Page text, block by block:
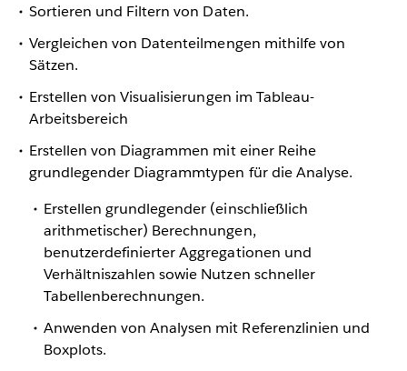
Sortieren und Filtern von Daten.
Vergleichen von Datenteilmengen mithilfe von
Sätzen.
Erstellen von Visualisierungen im Tableau-
Arbeitsbereich
Erstellen von Diagrammen mit einer Reihe
grundlegender Diagrammtypen für die Analyse.
Erstellen grundlegender (einschließlich
arithmetischer) Berechnungen,
benutzerdefinierter Aggregationen und
Verhältniszahlen sowie Nutzen schneller
Tabellenberechnungen.
Anwenden von Analysen mit Referenzlinien und
Boxplots.